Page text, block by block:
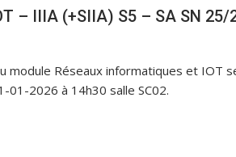
– IIIA (+SIIA) S5 – SA SN 25/
module Réseaux informatiques et IOT
01-2026 à 14h30 salle SC02.